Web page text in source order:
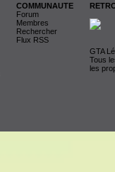
COMMUNAUTE
Forum
Membres
Rechercher
Flux RSS
GTA
Tous
les